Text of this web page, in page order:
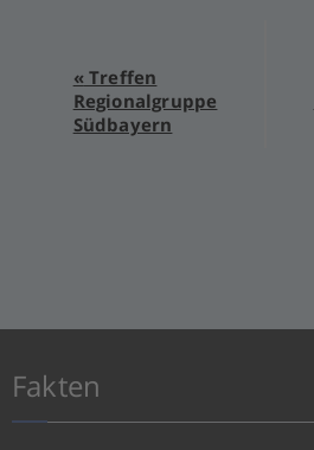
Veranstaltung-
Navigation
«Treffen
Regionalgruppe
Südbayern
Fakten